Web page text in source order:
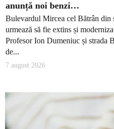
anunță noi benzi…
Bulevardul Mircea cel Bătrân din
urmează să fie extins și
Profesor Ion Dumeniuc și strada
de...
7 august 2026